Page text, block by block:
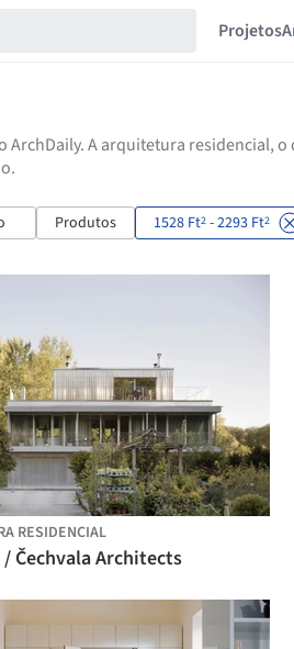
Projetos
A arquitetura residencial,
Produtos 1528 Ft2 - 2293 Ft2
RESIDENCIAL
/ Čechvala Architects